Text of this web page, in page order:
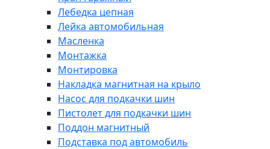
Лебедка цепная
Лейка автомобильная
Масленка
Монтажка
Монтировка
Накладка магнитная на крыло
Насос для подкачки шин
Пистолет для подкачки шин
Поддон магнитный
Подставка под автомобиль